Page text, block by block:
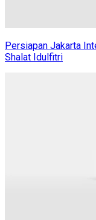
Persiapan Jakarta
Shalat Idulfitri